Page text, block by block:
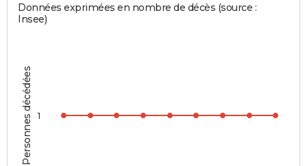
Personnes décédées
Données exprimées en nombre de décès (source :
Insee)
1